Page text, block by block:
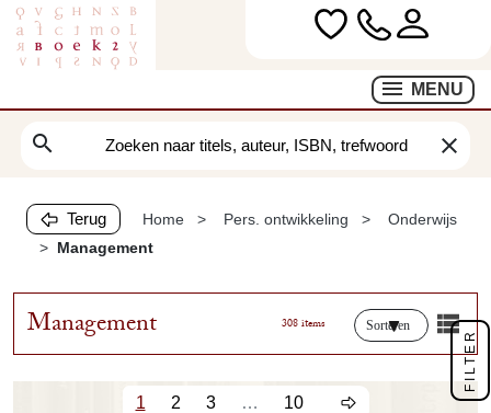
MENU
search clear
Terug Home Pers. ontwikkeling
Onderwijs
Management
Management 308 items Sorteren
1 2 3 … 10
FILTER